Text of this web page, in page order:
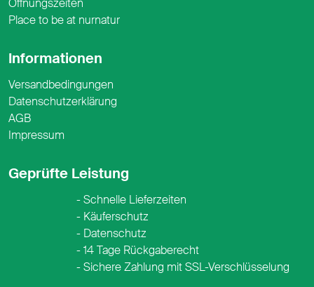
Öffnungszeiten
Place to be at nurnatur
Informationen
Versandbedingungen
Datenschutzerklärung
AGB
Impressum
Geprüfte Leistung
Schnelle Lieferzeiten
Käuferschutz
Datenschutz
14 Tage Rückgaberecht
Sichere Zahlung mit SSL-Verschlüsselung